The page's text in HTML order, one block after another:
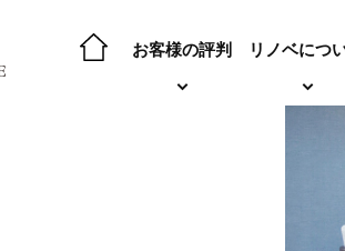
お客様の評判 リノベにつ